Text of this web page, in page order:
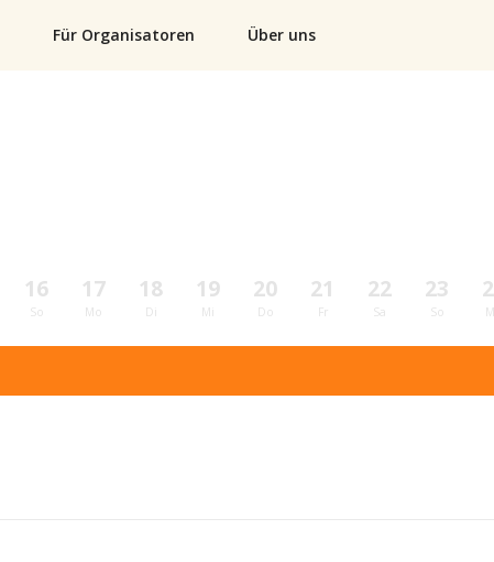
Für Organisatoren Über uns
16
So
17
Mo
18
Di
19
Mi
20
Do
21
Fr
22
Sa
23
So